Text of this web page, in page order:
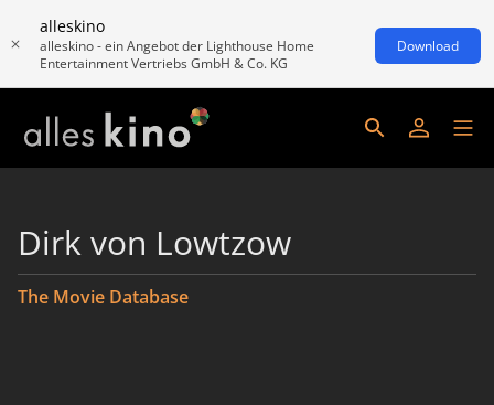
alleskino
alleskino - ein Angebot der Lighthouse Home
Entertainment Vertriebs GmbH & Co. KG
Download
Dirk von Lowtzow
The Movie Database